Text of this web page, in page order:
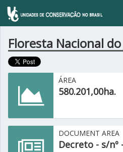
Floresta Nacional
ÁREA
580.201,00ha.
DOCUMENT AREA
Decreto - s/nº